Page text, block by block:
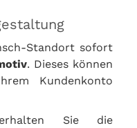
Standort sofort
. Dieses können
Kundenkonto
Sie die